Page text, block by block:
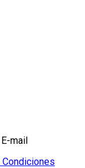
mail